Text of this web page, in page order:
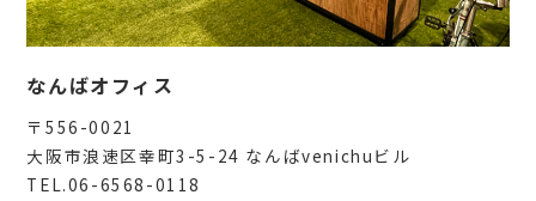
なんばオフィス
〒556-0021
大阪市浪速区幸町3-5-24 なんばvenichuビル
TEL.06-6568-0118